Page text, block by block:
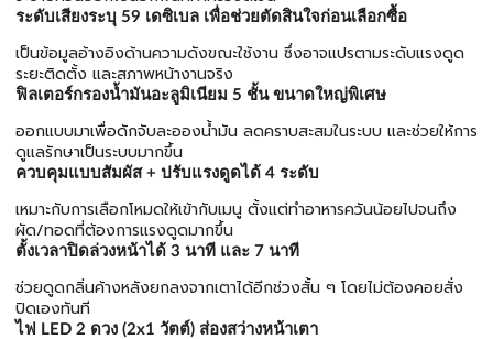
ระดับเสียงระบุ 59 เดซิเบล เพื่อช่วยตัดสินใจก่อนเลือกซื้อ
เป็นข้อมูลอ้างอิงด้านความดังขณะใช้งาน ซึ่งอาจแปรตามระดับแรงดูด
ระยะติดตั้ง และสภาพหน้างานจริง
ฟิลเตอร์กรองน้ำมันอะลูมิเนียม 5 ชั้น ขนาดใหญ่พิเศษ
ออกแบบมาเพื่อดักจับละอองน้ำมัน ลดคราบสะสมในระบบ และช่วยให้การ
ดูแลรักษาเป็นระบบมากขึ้น
ควบคุมแบบสัมผัส + ปรับแรงดูดได้ 4 ระดับ
เหมาะกับการเลือกโหมดให้เข้ากับเมนู ตั้งแต่ทำอาหารควันน้อยไปจนถึง
ผัด/ทอดที่ต้องการแรงดูดมากขึ้น
ตั้งเวลาปิดล่วงหน้าได้ 3 นาที และ 7 นาที
ช่วยดูดกลิ่นค้างหลังยกลงจากเตาได้อีกช่วงสั้น ๆ โดยไม่ต้องคอยสั่ง
ปิดเองทันที
ไฟ LED 2 ดวง (2x1 วัตต์) ส่องสว่างหน้าเตา